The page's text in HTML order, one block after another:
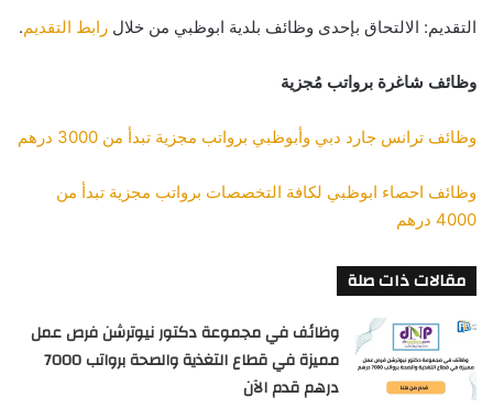
التقديم: الالتحاق بإحدى وظائف بلدية ابوظبي من خلال رابط التقديم.
وظائف شاغرة برواتب مُجزية
وظائف ترانس جارد دبي وأبوظبي برواتب مجزية تبدأ من 3000 درهم
وظائف احصاء ابوظبي لكافة التخصصات برواتب مجزية تبدأ من
4000 درهم
مقالات ذات صلة
وظائف في مجموعة دكتور نيوترشن فرص عمل
مميزة في قطاع التغذية والصحة برواتب 7000
درهم قدم الآن